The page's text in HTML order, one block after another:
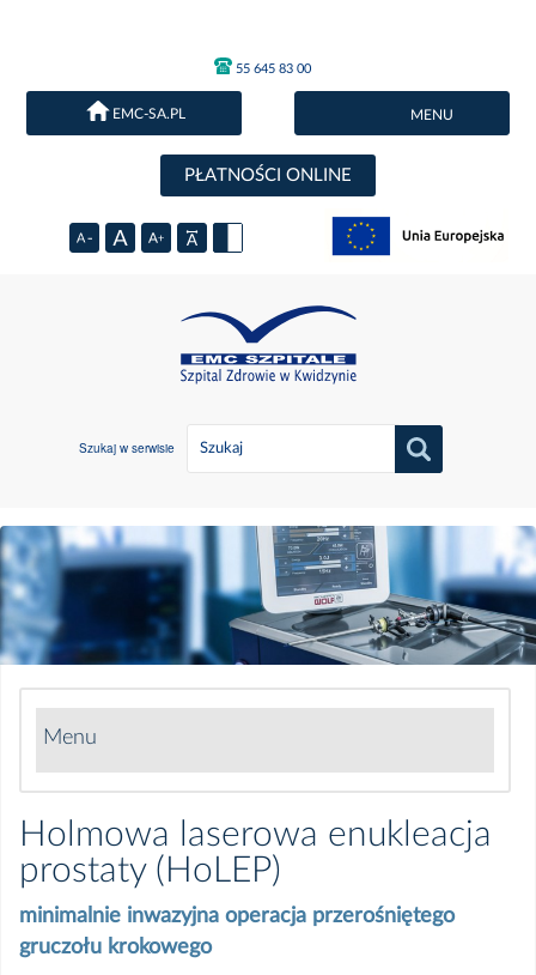
55 645 83 00
EMC-SA.PL MENU
PŁATNOŚCI ONLINE
Szukaj w serwisie
Menu
Program Koordynowanej Opieki nad Ciężarną
Holmowa laserowa enukleacja prostaty (HoLEP)
Holmowa laserowa enukleacja
prostaty (HoLEP)
minimalnie inwazyjna operacja przerośniętego
gruczołu krokowego